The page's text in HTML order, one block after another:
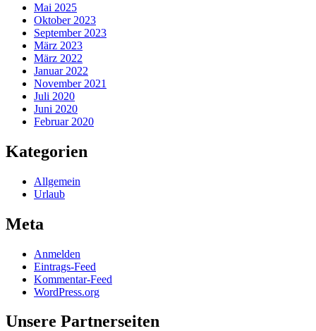
Mai 2025
Oktober 2023
September 2023
März 2023
März 2022
Januar 2022
November 2021
Juli 2020
Juni 2020
Februar 2020
Kategorien
Allgemein
Urlaub
Meta
Anmelden
Eintrags-Feed
Kommentar-Feed
WordPress.org
Unsere Partnerseiten